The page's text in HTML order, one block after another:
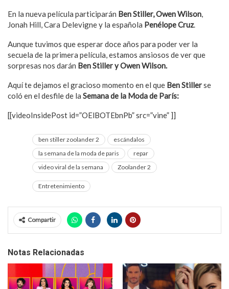
En la nueva película participarán Ben Stiller, Owen Wilson,
Jonah Hill, Cara Delevigne y la española Penélope Cruz.
Aunque tuvimos que esperar doce años para poder ver la
secuela de la primera película, estamos ansiosos de ver que
sorpresas nos darán Ben Stiller y Owen Wilson.
Aquí te dejamos el gracioso momento en el que Ben Stillerse
coló en el desfile de la Semana de la Moda de París:
[[videoInsidePost id=”OElBOTEbnPb” src=”vine” ]]
ben stiller zoolander 2
escándalos
la semana de la moda de paris
repar
video viral de la semana
Zoolander 2
Entretenimiento
Compartir
Notas Relacionadas